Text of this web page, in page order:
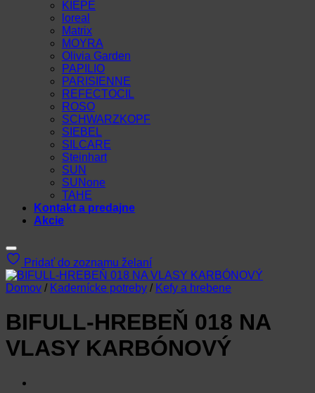
KIEPE
loreal
Matrix
MOYRA
Olivia Garden
PAPILIO
PARISIENNE
REFECTOCIL
ROSO
SCHWARZKOPF
SIEBEL
SILCARE
Steinhart
SUN
SUNone
TAHE
Kontakt a predajne
Akcie
Pridať do zoznamu želaní
Domov / Kadernícke potreby / Kefy a hrebene
BIFULL-HREBEŇ 018 NA
VLASY KARBÓNOVÝ